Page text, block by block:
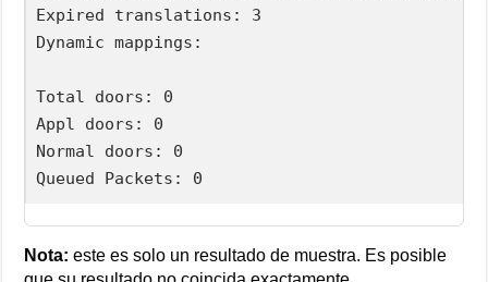
Expired translations: 3
Dynamic mappings:
Total doors: 0
Appl doors: 0
Normal doors: 0
Queued Packets: 0
Nota: este es solo un resultado de muestra. Es posible